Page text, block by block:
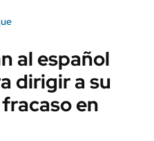
al español
dirigir a su
en